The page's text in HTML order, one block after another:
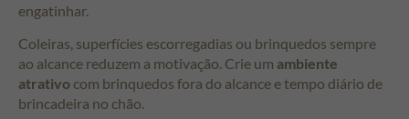
engatinhar.
Coleiras, superfícies escorregadias ou brinquedos sempre
ao alcance reduzem a motivação. Crie um ambiente
atrativo com brinquedos fora do alcance e tempo diário de
brincadeira no chão.